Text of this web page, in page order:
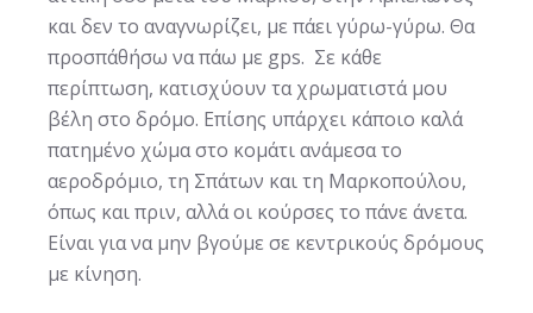
και δεν το αναγνωρίζει, με πάει γύρω-γύρω. Θα
προσπάθήσω να πάω με gps. Σε κάθε
περίπτωση, κατισχύουν τα χρωματιστά μου
βέλη στο δρόμο. Επίσης υπάρχει κάποιο καλά
πατημένο χώμα στο κομάτι ανάμεσα το
αεροδρόμιο, τη Σπάτων και τη Μαρκοπούλου,
όπως και πριν, αλλά οι κούρσες το πάνε άνετα.
Είναι για να μην βγούμε σε κεντρικούς δρόμους
με κίνηση.